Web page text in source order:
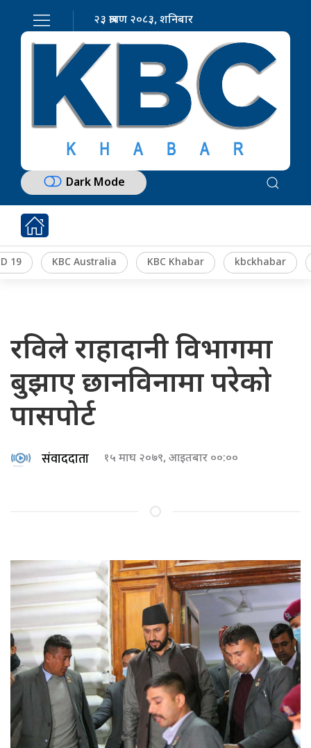
२३ श्रावण २०८३, शनिबार
Dark Mode
19 KBC Australia KBC Khabar kbckhabar
रविले राहादानी विभागमा
बुझाए छानविनामा परेको
पासपोर्ट
संवाददाता १५ माघ २०७९, आइतबार ००:००